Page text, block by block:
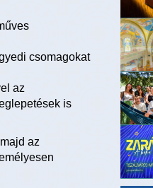
csomagokat
az
is
az